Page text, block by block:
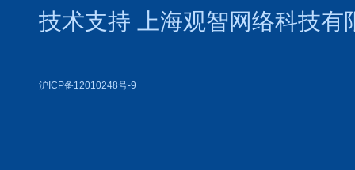
技术支持
上海观智网络科技有
沪ICP备12010248号-9